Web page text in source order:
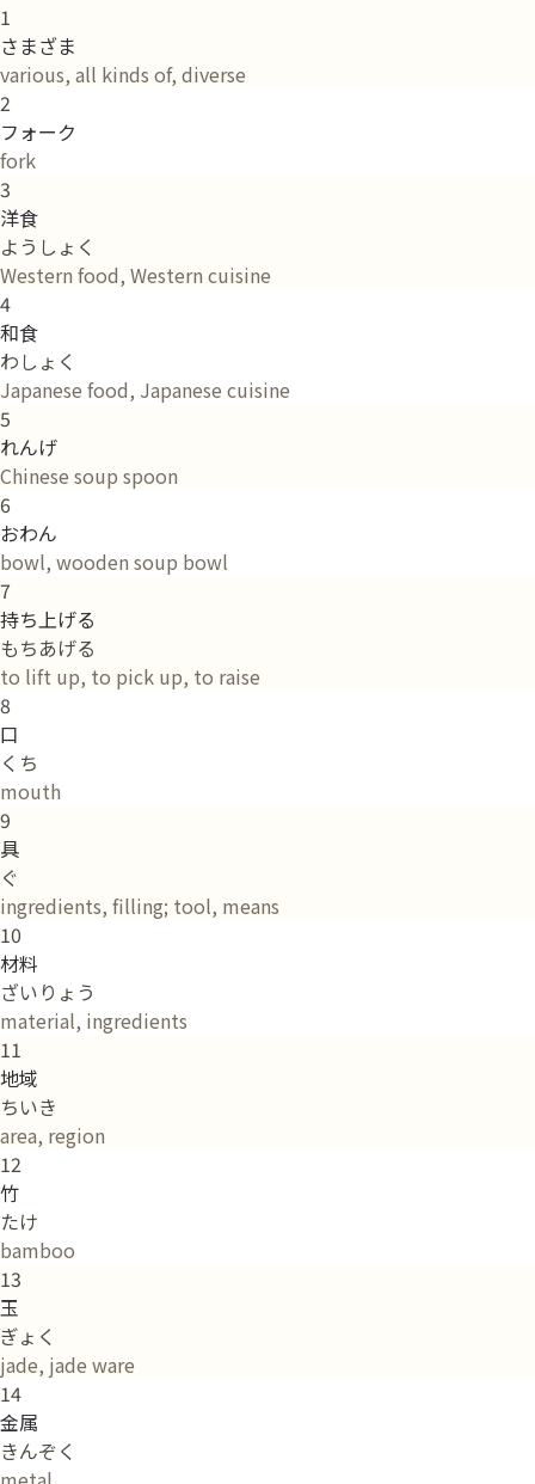
1
さまざま
various, all kinds of, diverse
2
フォーク
fork
3
洋食
ようしょく
Western food, Western cuisine
4
和食
わしょく
Japanese food, Japanese cuisine
5
れんげ
Chinese soup spoon
6
おわん
bowl, wooden soup bowl
7
持ち上げる
もちあげる
to lift up, to pick up, to raise
8
口
くち
mouth
9
具
ぐ
ingredients, filling; tool, means
10
材料
ざいりょう
material, ingredients
11
地域
ちいき
area, region
12
竹
たけ
bamboo
13
玉
ぎょく
jade, jade ware
14
金属
きんぞく